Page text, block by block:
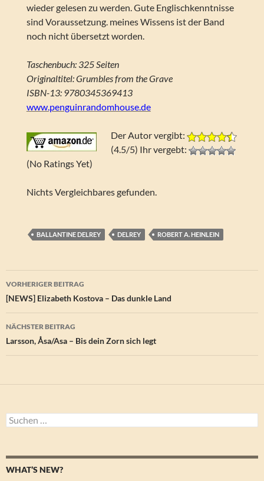
wieder gelesen zu werden. Gute Englischkenntnisse
sind Voraussetzung. meines Wissens ist der Band
noch nicht übersetzt worden.
Taschenbuch: 325 Seiten
Originaltitel: Grumbles from the Grave
ISBN-13: 9780345369413
www.penguinrandomhouse.de
Der Autor vergibt:
(4.5/5) Ihr vergebt:
(No Ratings Yet)
Nichts Vergleichbares gefunden.
BALLANTINE DELREY DELREY ROBERT A. HEINLEIN
Beitragsnavigation
VORHERIGER BEITRAG
[NEWS] Elizabeth Kostova – Das dunkle Land
NÄCHSTER BEITRAG
Larsson, Åsa/Asa – Bis dein Zorn sich legt
Suchen
nach:
WHAT’S NEW?